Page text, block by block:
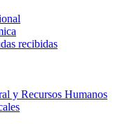
recibidas
y Recursos Humanos